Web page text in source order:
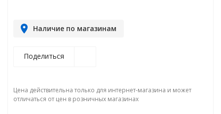
Наличие по магазинам
Поделиться
Цена действительна только для интернет-магазина и может
отличаться от цен в розничных магазинах